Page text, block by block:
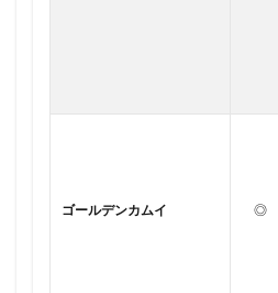
ゴールデンカムイ ◎